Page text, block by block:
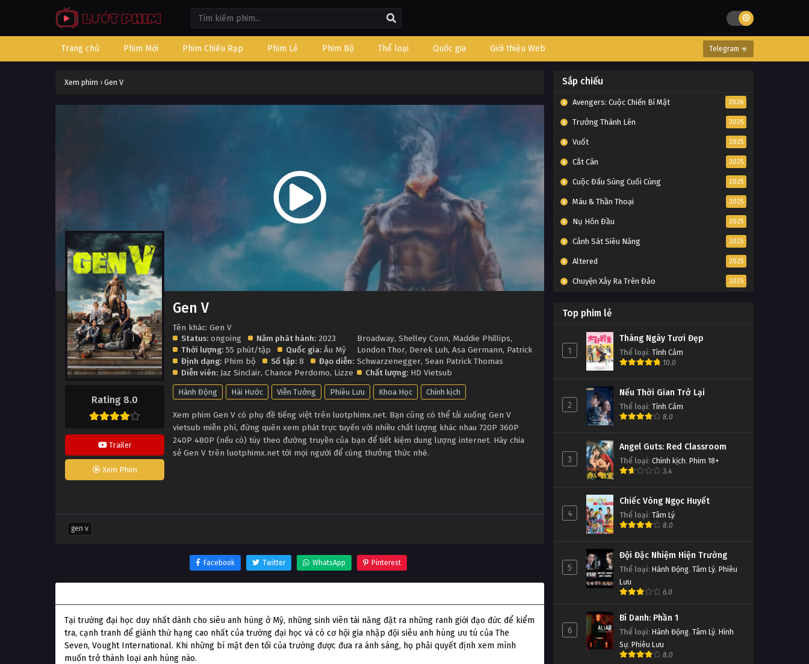
Trang chủ Phim Mới Phim Chiếu Rạp Phim Lẻ Phim Bộ Thể loại Quốc gia Giới thiệu Web Telegram ☣
Xem phim › Gen V
Rating 8.0
Trailer
Xem Phim
Gen V
Tên khác: Gen V
Status: ongoing Năm phát hành: 2023
Thời lượng: 55 phút/tập Quốc gia: Âu Mỹ
Định dạng: Phim bộ Số tập: 8
Đạo diễn:
Diễn viên: Jaz Sinclair, Chance Perdomo, Lizze
Broadway, Shelley Conn, Maddie Phillips,
London Thor, Derek Luh, Asa Germann, Patrick
Schwarzenegger, Sean Patrick Thomas
Chất lượng: HD Vietsub
Hành Động Hài Hước Viễn Tưởng Phiêu Lưu Khoa Học Chính kịch
Xem phim Gen V có phụ đề tiếng việt trên luotphimx.net. Bạn cũng có thể tải xuống Gen V
vietsub miễn phí, đừng quên xem phát trực tuyến với nhiều chất lượng khác nhau 720P 360P
240P 480P (nếu có) tùy theo đường truyền của bạn để tiết kiệm dung lượng internet. Hãy chia
sẻ Gen V trên luotphimx.net tới mọi người để cùng thưởng thức nhé.
gen v
Facebook Twitter WhatsApp Pinterest
Tại trường đại học duy nhất dành cho siêu anh hùng ở Mỹ, những sinh viên tài năng đặt ra những ranh giới đạo đức để kiểm
tra, cạnh tranh để giành thứ hạng cao nhất của trường đại học và có cơ hội gia nhập đội siêu anh hùng ưu tú của The
Seven, Vought International. Khi những bí mật đen tối của trường được đưa ra ánh sáng, họ phải quyết định xem mình
muốn trở thành loại anh hùng nào.
Sắp chiếu
Avengers: Cuộc Chiến Bí Mật 2026
Trưởng Thành Lên 2025
Vuốt 2025
Cắt Cân 2025
Cuộc Đấu Súng Cuối Cùng 2025
Máu & Thần Thoại 2025
Nụ Hôn Đầu 2025
Cảnh Sát Siêu Năng 2025
Altered 2025
Chuyện Xảy Ra Trên Đảo 2025
Top phim lẻ
1
Tháng Ngày Tươi Đẹp
Thể loại: Tình Cảm
10.0
2
Nếu Thời Gian Trở Lại
Thể loại: Tình Cảm
8.0
3
Angel Guts: Red Classroom
Thể loại: Chính kịch, Phim 18+
3.4
4
Chiếc Vòng Ngọc Huyết
Thể loại: Tâm Lý
8.0
5
Đội Đặc Nhiệm Hiện Trường
Thể loại: Hành Động, Tâm Lý, Phiêu
Lưu
6.0
6
Bí Danh: Phần 1
Thể loại: Hành Động, Tâm Lý, Hình
Sự, Phiêu Lưu
8.0